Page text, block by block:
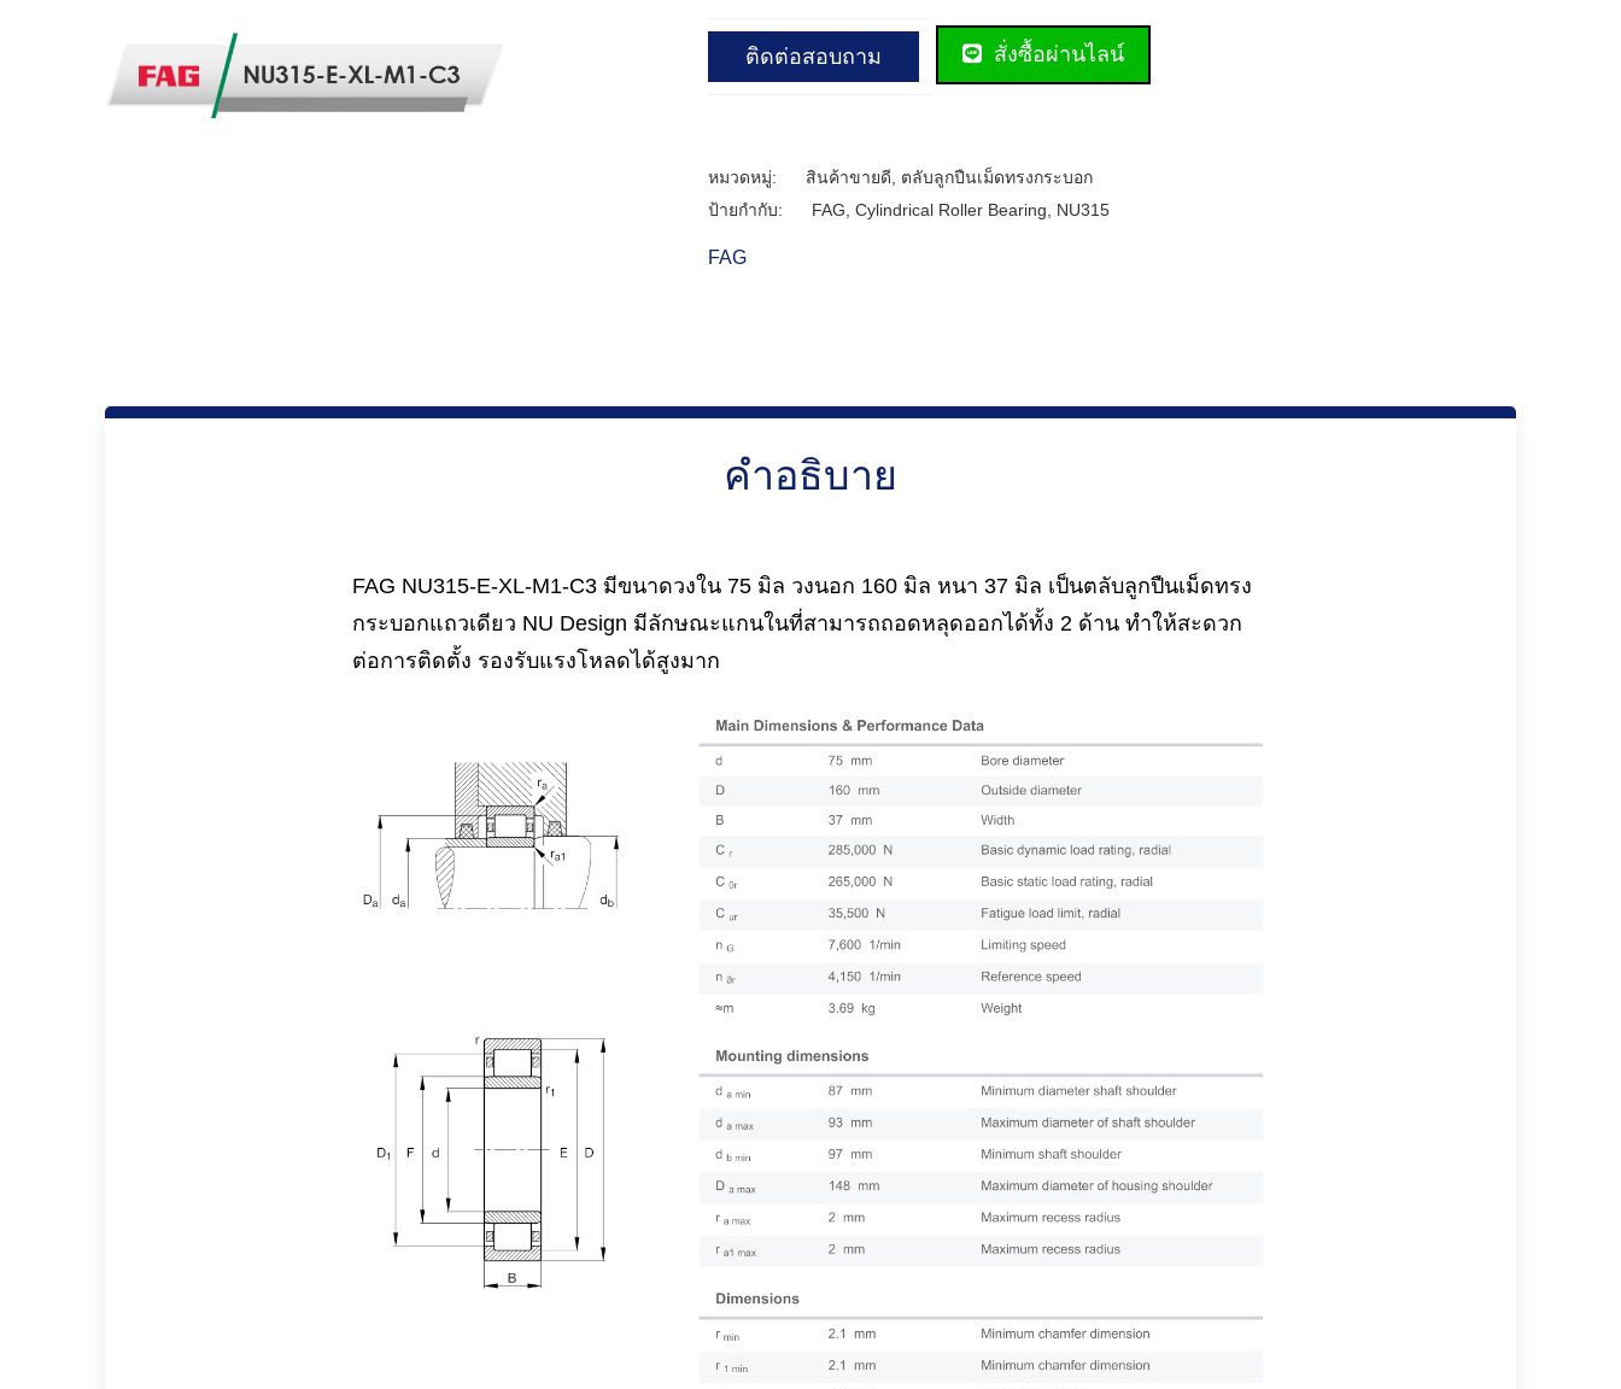
ติดต่อสอบถาม สั่งซื้อผ่านไลน์
หมวดหมู่: สินค้าขายดี
ตลับลูกปืนเม็ดทรงกระบอก
ป้ายกำกับ:
FAG Cylindrical Roller Bearing NU315
FAG
คำอธิบาย
FAG NU315-E-XL-M1-C3 มีขนาดวงใน 75 มิล วงนอก 160 มิล หนา 37 มิล เป็นตลับลูกปืนเม็ดทรง
กระบอกแถวเดียว NU Design มีลักษณะแกนในที่สามารถถอดหลุดออกได้ทั้ง 2 ด้าน ทำให้สะดวก
ต่อการติดตั้ง รองรับแรงโหลดได้สูงมาก